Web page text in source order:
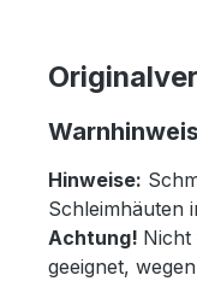
Hinweise:
Schleimhäuten
Achtung!
geeignet,